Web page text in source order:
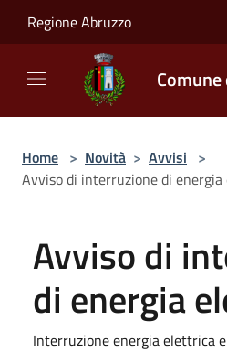
Regione Abruzzo
Home > Novità > Avvisi >
Avviso di interruzione di
Avviso di
di energia
Interruzione energia elettrica